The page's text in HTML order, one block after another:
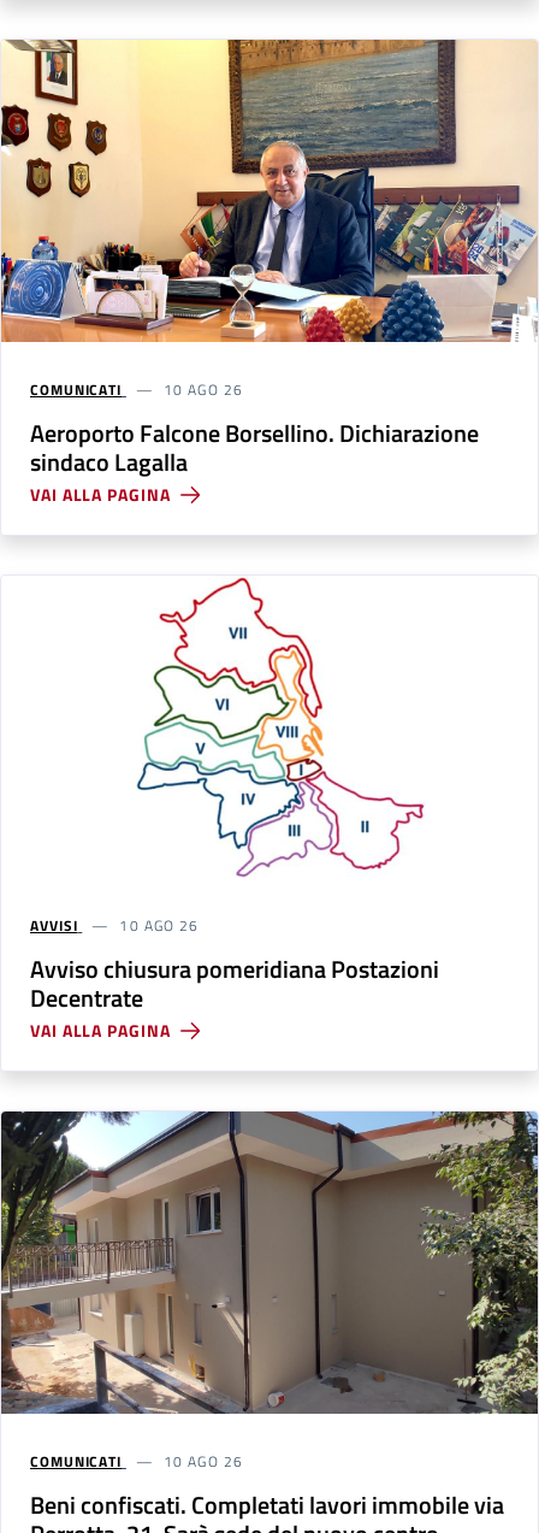
COMUNICATI 10 AGO 26
Aeroporto Falcone Borsellino. Dichiarazione
sindaco Lagalla
VAI ALLA PAGINA
AVVISI 10 AGO 26
Avviso chiusura pomeridiana Postazioni
Decentrate
VAI ALLA PAGINA
COMUNICATI 10 AGO 26
Beni confiscati. Completati lavori immobile via